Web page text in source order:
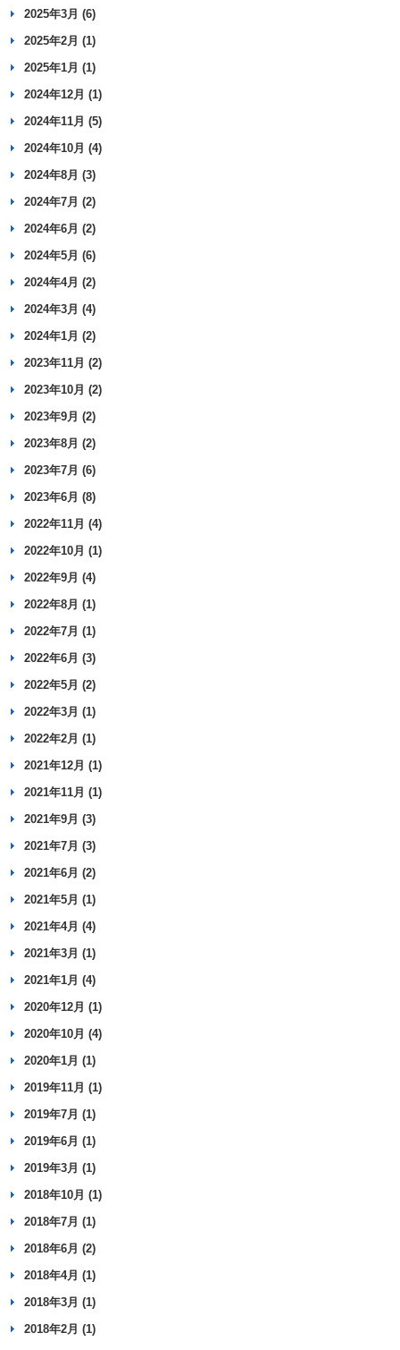
2025年3月 (6)
2025年2月 (1)
2025年1月 (1)
2024年12月 (1)
2024年11月 (5)
2024年10月 (4)
2024年8月 (3)
2024年7月 (2)
2024年6月 (2)
2024年5月 (6)
2024年4月 (2)
2024年3月 (4)
2024年1月 (2)
2023年11月 (2)
2023年10月 (2)
2023年9月 (2)
2023年8月 (2)
2023年7月 (6)
2023年6月 (8)
2022年11月 (4)
2022年10月 (1)
2022年9月 (4)
2022年8月 (1)
2022年7月 (1)
2022年6月 (3)
2022年5月 (2)
2022年3月 (1)
2022年2月 (1)
2021年12月 (1)
2021年11月 (1)
2021年9月 (3)
2021年7月 (3)
2021年6月 (2)
2021年5月 (1)
2021年4月 (4)
2021年3月 (1)
2021年1月 (4)
2020年12月 (1)
2020年10月 (4)
2020年1月 (1)
2019年11月 (1)
2019年7月 (1)
2019年6月 (1)
2019年3月 (1)
2018年10月 (1)
2018年7月 (1)
2018年6月 (2)
2018年4月 (1)
2018年3月 (1)
2018年2月 (1)